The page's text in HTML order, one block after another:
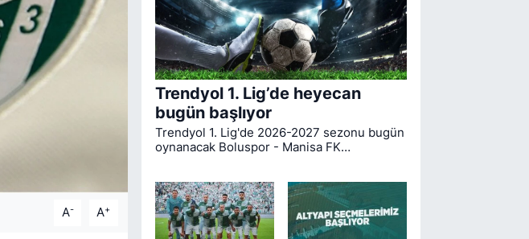
A- A+
Trendyol 1. Lig’de heyecan
bugün başlıyor
Trendyol 1. Lig'de 2026-2027 sezonu bugün
oynanacak Boluspor - Manisa FK
Bodrum FK ile kozlarını paylaşacak.